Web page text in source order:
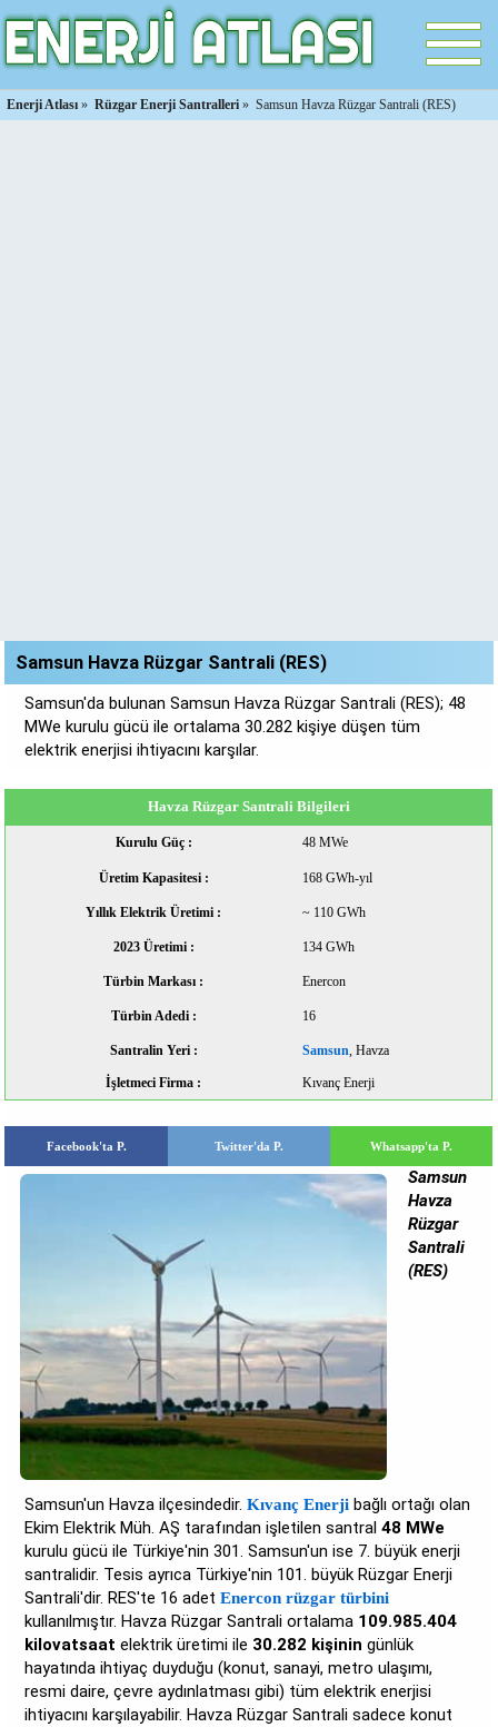
Enerji Atlası » Rüzgar Enerji Santralleri » Samsun Havza Rüzgar Santrali (RES)
Samsun Havza Rüzgar Santrali (RES)
Samsun'da bulunan Samsun Havza Rüzgar Santrali (RES); 48
MWe kurulu gücü ile ortalama 30.282 kişiye düşen tüm
elektrik enerjisi ihtiyacını karşılar.
Havza Rüzgar Santrali Bilgileri
Kurulu Güç : 48 MWe
Üretim Kapasitesi : 168 GWh-yıl
Yıllık Elektrik Üretimi : ~ 110 GWh
2023 Üretimi : 134 GWh
Türbin Markası : Enercon
Türbin Adedi : 16
Santralin Yeri : Samsun, Havza
İşletmeci Firma : Kıvanç Enerji
Facebook'ta P. Twitter'da P. Whatsapp'ta P.
Samsun
Havza
Rüzgar
Santrali
(RES)
Samsun'un Havza ilçesindedir.Kıvanç Enerji bağlı ortağı olan
Ekim Elektrik Müh. AŞ tarafından işletilen santral48 MWe
kurulu gücü ile Türkiye'nin 301. Samsun'un ise 7. büyük enerji
santralidir. Tesis ayrıca Türkiye'nin 101. büyük Rüzgar Enerji
Santrali'dir. RES'te 16 adetEnercon rüzgar türbini
kullanılmıştır. Havza Rüzgar Santrali ortalama 109.985.404
kilovatsaat elektrik üretimi ile 30.282 kişinin günlük
hayatında ihtiyaç duyduğu (konut, sanayi, metro ulaşımı,
resmi daire, çevre aydınlatması gibi) tüm elektrik enerjisi
ihtiyacını karşılayabilir. Havza Rüzgar Santrali sadece konut